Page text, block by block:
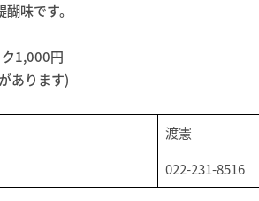
味です。
1,000円
あります)
渡憲
022-231-8516